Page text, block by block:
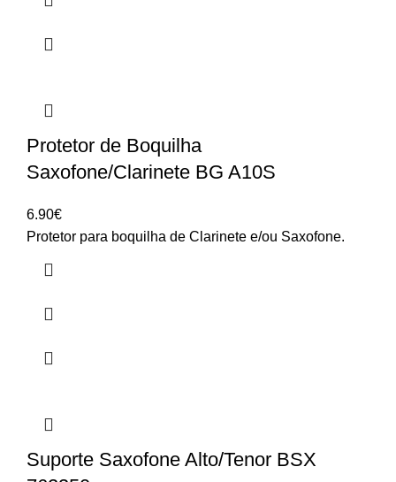
Protetor de Boquilha
Saxofone/Clarinete BG A10S
6.90€
Protetor para boquilha de Clarinete e/ou Saxofone.
Suporte Saxofone Alto/Tenor BSX